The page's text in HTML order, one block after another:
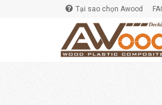
Tại sao chọn Awood